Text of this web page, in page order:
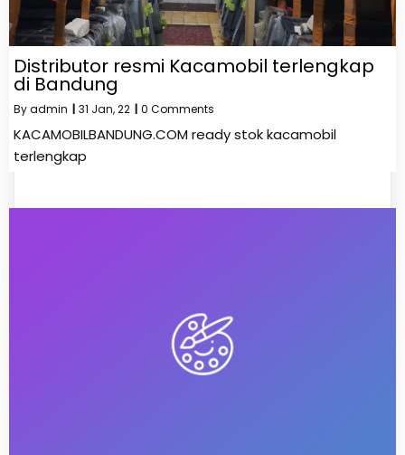
Distributor resmi Kacamobil terlengkap
di Bandung
Byadmin | 31 Jan, 22 | 0 Comments
KACAMOBILBANDUNG.COM ready stok kacamobil
terlengkap